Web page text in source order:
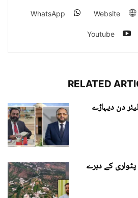
Website
WhatsApp
Youtube
RELATED
دن دیہاڑے
کے دہرے